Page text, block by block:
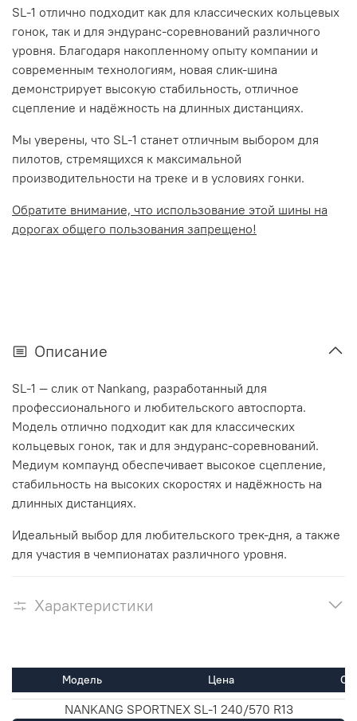
SL-1 отлично подходит как для классических кольцевых
гонок, так и для эндуранс-соревнований различного
уровня. Благодаря накопленному опыту компании и
современным технологиям, новая слик-шина
демонстрирует высокую стабильность, отличное
сцепление и надёжность на длинных дистанциях.
Мы уверены, что SL-1 станет отличным выбором для
пилотов, стремящихся к максимальной
производительности на треке и в условиях гонки.
Обратите внимание, что использование этой шины на
дорогах общего пользования запрещено!
Описание
SL-1 — слик от Nankang, разработанный для
профессионального и любительского автоспорта.
Модель отлично подходит как для классических
кольцевых гонок, так и для эндуранс-соревнований.
Медиум компаунд обеспечивает высокое сцепление,
стабильность на высоких скоростях и надёжность на
длинных дистанциях.
Идеальный выбор для любительского трек-дня, а также
для участия в чемпионатах различного уровня.
Характеристики
Модель Цена
NANKANG SPORTNEX SL-1 240/570 R13